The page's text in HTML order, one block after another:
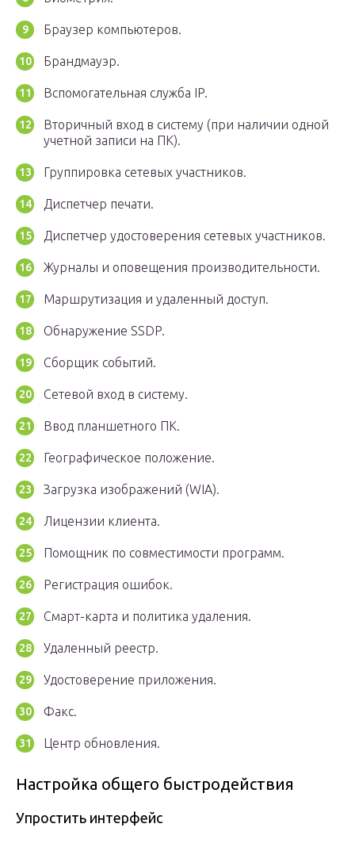
Браузер компьютеров.
Брандмауэр.
Вспомогательная служба IP.
Вторичный вход в систему (при наличии одной
учетной записи на ПК).
Группировка сетевых участников.
Диспетчер печати.
Диспетчер удостоверения сетевых участников.
Журналы и оповещения производительности.
Маршрутизация и удаленный доступ.
Обнаружение SSDP.
Сборщик событий.
Сетевой вход в систему.
Ввод планшетного ПК.
Географическое положение.
Загрузка изображений (WIA).
Лицензии клиента.
Помощник по совместимости программ.
Регистрация ошибок.
Смарт-карта и политика удаления.
Удаленный реестр.
Удостоверение приложения.
Факс.
Центр обновления.
Настройка общего быстродействия
Упростить интерфейс